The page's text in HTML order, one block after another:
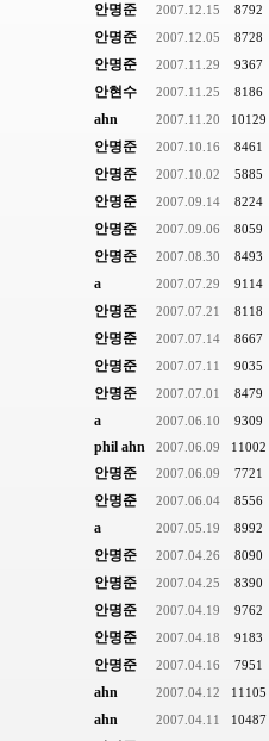
안명준 2007.12.15 8792
안명준 2007.12.05 8728
안명준 2007.11.29 9367
안현수 2007.11.25 8186
ahn 2007.11.20 10129
안명준 2007.10.16 8461
안명준 2007.10.02 5885
안명준 2007.09.14 8224
안명준 2007.09.06 8059
안명준 2007.08.30 8493
a 2007.07.29 9114
안명준 2007.07.21 8118
안명준 2007.07.14 8667
안명준 2007.07.11 9035
안명준 2007.07.01 8479
a 2007.06.10
9309
phil ahn 2007.06.09
11002
안명준 2007.06.09 7721
안명준 2007.06.04 8556
a 2007.05.19 8992
안명준 2007.04.26 8090
안명준 2007.04.25 8390
안명준 2007.04.19 9762
안명준 2007.04.18 9183
안명준 2007.04.16 7951
ahn 2007.04.12 11105
ahn 2007.04.11 10487